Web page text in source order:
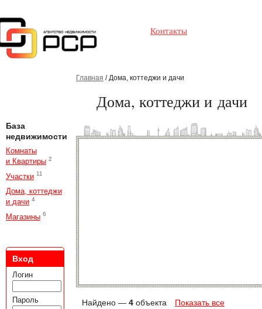
Контакты
База
недвижимости
Комнаты
и Квартиры 2
Участки 11
Дома, коттеджи
и дачи 4
Магазины 6
Вход
Логин
Пароль
Главная / Дома, коттеджи и дачи
Дома, коттеджи и дачи
Найдено — 4 объекта Показать все